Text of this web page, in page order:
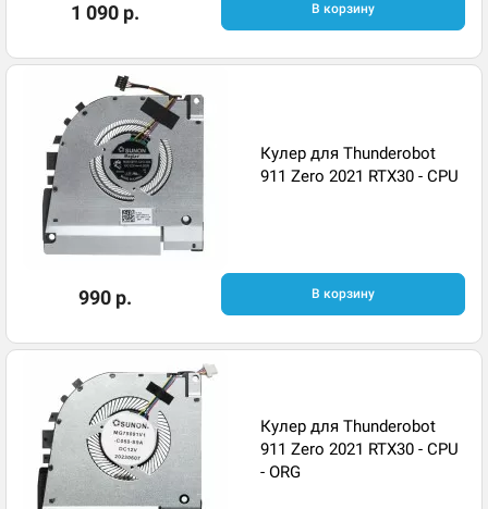
1 090 р. В корзину
Кулер для Thunderobot
911 Zero 2021 RTX30 - CPU
990 р. В корзину
Кулер для Thunderobot
911 Zero 2021 RTX30 - CPU
- ORG